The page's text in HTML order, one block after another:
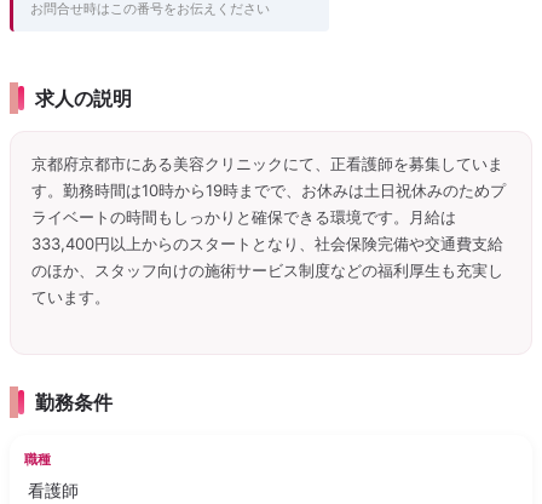
お問合せ時はこの番号をお伝えください
求人の説明
京都府京都市にある美容クリニックにて、正看護師を募集していま
す。勤務時間は10時から19時までで、お休みは土日祝休みのためプ
ライベートの時間もしっかりと確保できる環境です。月給は
333,400円以上からのスタートとなり、社会保険完備や交通費支給
のほか、スタッフ向けの施術サービス制度などの福利厚生も充実し
ています。
勤務条件
職種
看護師